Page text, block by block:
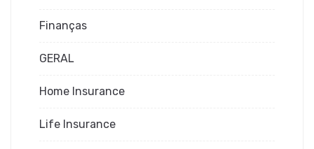
Finanças
GERAL
Home Insurance
Life Insurance